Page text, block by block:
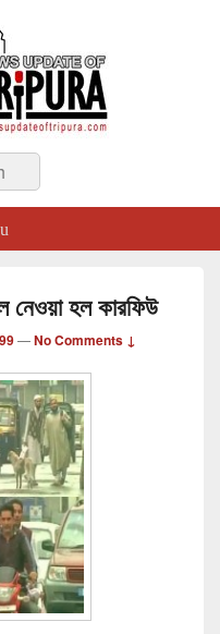
online news & infotainment portal
নেওয়া হল কারফিউ
—No Comments ↓